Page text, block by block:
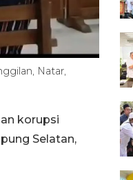
Natar,
korupsi
Selatan,